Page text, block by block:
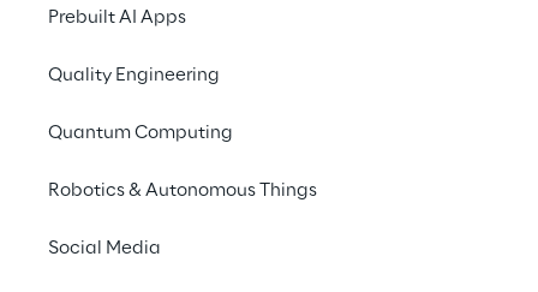
Prebuilt AI Apps
Quality Engineering
Quantum Computing
Robotics & Autonomous Things
Social Media
Info
Palacongressi Rimini e Online